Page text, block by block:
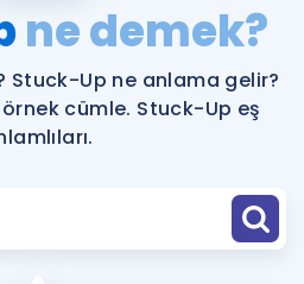
Hatırlamıyorum
DEĞİLİM
ne demek?
Stuck-Up ne anlama gelir?
cümle. Stuck-Up eş